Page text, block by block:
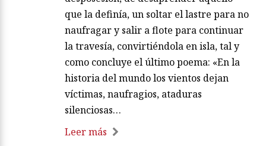
que la definía, un soltar el lastre para no
naufragar y salir a flote para continuar
la travesía, convirtiéndola en isla, tal y
como concluye el último poema: «En la
historia del mundo los vientos dejan
víctimas, naufragios, ataduras
silenciosas…
Leer más